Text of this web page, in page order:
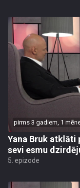
pirms 3 gadiem, 1
Yana Bruk atklāti
sevi esmu
5. epizode